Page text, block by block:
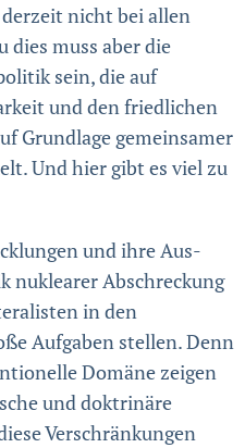
nicht bei allen
dies muss aber die
sein, die auf
und den fried­lichen
Grundlage gemein­samer
Und hier gibt es viel zu
und ihre Aus­
nuklearer Abschreckung
in den
Aufgaben stellen. Denn
Domäne zeigen
und doktrinäre
Verschrän­kungen